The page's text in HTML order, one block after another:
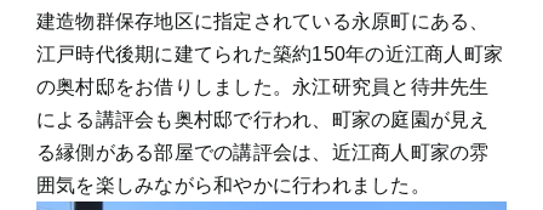
建造物群保存地区に指定されている永原町にある、
江戸時代後期に建てられた築約150年の近江商人町家
の奥村邸をお借りしました。永江研究員と待井先生
による講評会も奥村邸で行われ、町家の庭園が見え
る縁側がある部屋での講評会は、近江商人町家の雰
囲気を楽しみながら和やかに行われました。